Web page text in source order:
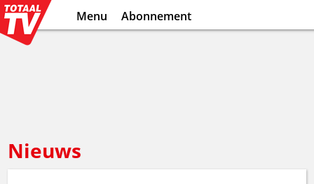
Menu Abonnement
Nieuws